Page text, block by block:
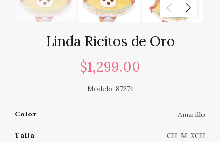
Linda Ricitos de Oro
$1,299.00
Modelo: 87271
Color Amarillo
Talla CH, M, XCH